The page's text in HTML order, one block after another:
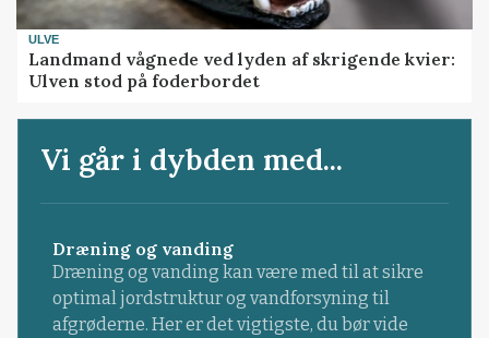
ULVE
Landmand vågnede ved lyden af skrigende kvier:
Ulven stod på foderbordet
Vi går i dybden med...
Dræning og vanding
Dræning og vanding kan være med til at sikre
optimal jordstruktur og vandforsyning til
afgrøderne. Her er det vigtigste, du bør vide